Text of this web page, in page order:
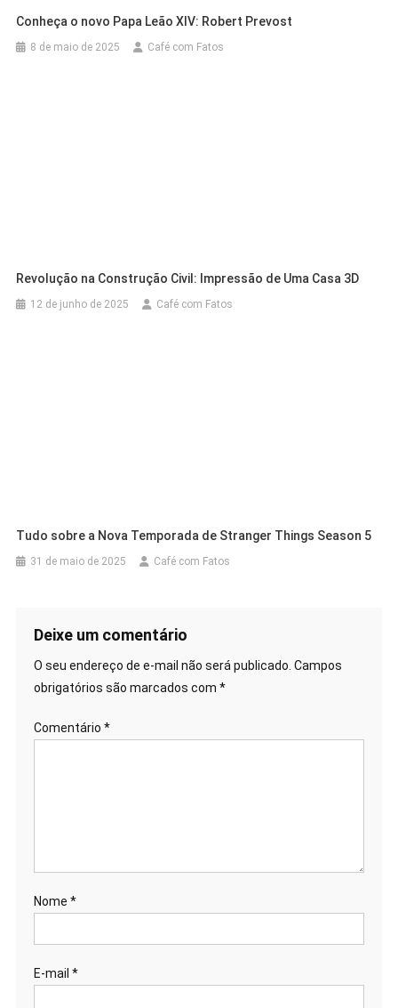
Conheça o novo Papa Leão XIV: Robert Prevost
8 de maio de 2025 Café com Fatos
Revolução na Construção Civil: Impressão de Uma Casa 3D
12 de junho de 2025 Café com Fatos
Tudo sobre a Nova Temporada de Stranger Things Season 5
31 de maio de 2025 Café com Fatos
Deixe um comentário
O seu endereço de e-mail não será publicado. Campos
obrigatórios são marcados com *
Comentário *
Nome *
E-mail *